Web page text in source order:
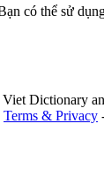
có thể sử
Dictionary
Terms & Privacy